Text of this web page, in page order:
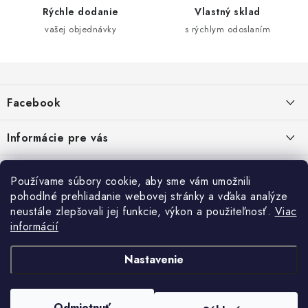
Používame súbory cookie, aby sme vám umožnili
pohodlné prehliadanie webovej stránky a vďaka analýze
neustále zlepšovali jej funkcie, výkon a použiteľnosť. Viac
informácií
Nastavenie
u
Rýchle dodanie
vašej objednávky
Vlastný sklad
s rýchlym odoslaním
p
ä
i
Facebook
Informácie pre vás
Dopravné a platobné podmienky
Galéria od Zákaznikov
Kontakt
Blog
Krycie plachty, ešte lepšia kvalita
TIPY A RADY AKO SADIŤ DO SKLENÍKA
NÁVOD NA MONTÁŽ RETRO BICYKLA
Obchodné podmienky Ochrana osobných údajov
Alternatívne riešenie sporov online - RSO ČO SÚ TO „COOKIES“?